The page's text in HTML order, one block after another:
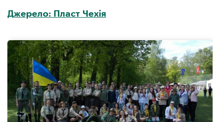
Джерело: Пласт Чехія